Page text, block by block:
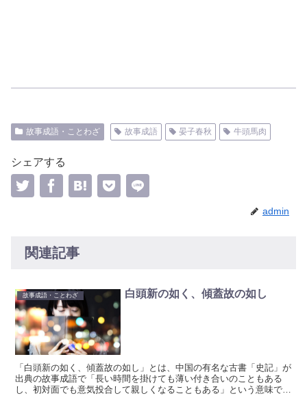
故事成語・ことわざ 故事成語 晏子春秋 牛頭馬肉
シェアする
admin
関連記事
故事成語・ことわざ 白頭新の如く、傾蓋故の如し
「白頭新の如く、傾蓋故の如し」とは、中国の有名な古書「史記」が
出典の故事成語で「長い時間を掛けても薄い付き合いのこともある
し、初対面でも意気投合して親しくなることもある」という意味で